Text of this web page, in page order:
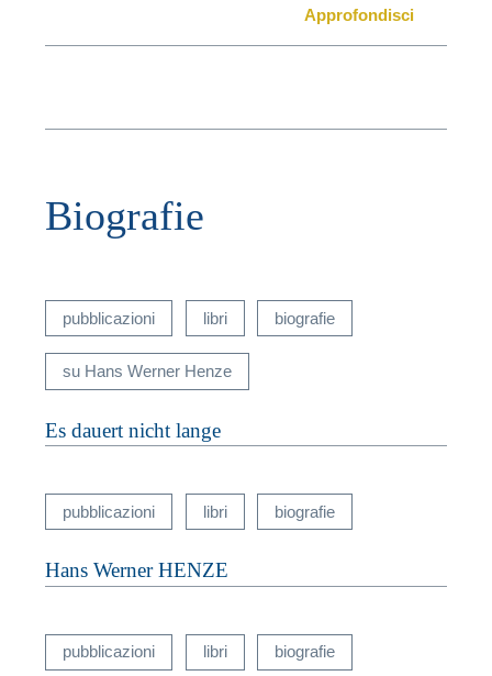
Approfondisci
Biografie
pubblicazioni libri biografie
su Hans Werner Henze
Es dauert nicht lange
pubblicazioni libri biografie
Hans Werner HENZE
pubblicazioni libri biografie